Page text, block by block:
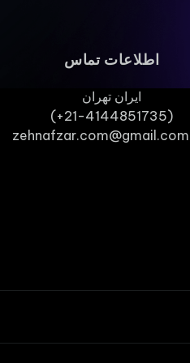
اطلاعات تماس
ایران تهران
(+21-4144851735)
zehnafzar.com@gmail.com